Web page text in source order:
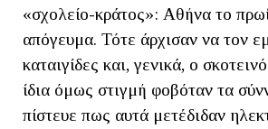
«σχολείο-κράτος»: Αθήνα το
απόγευμα. Τότε άρχισαν να τον
καταιγίδες και, γενικά, ο
ίδια όμως στιγμή φοβόταν τα
πίστευε πως αυτά μετέδιδαν